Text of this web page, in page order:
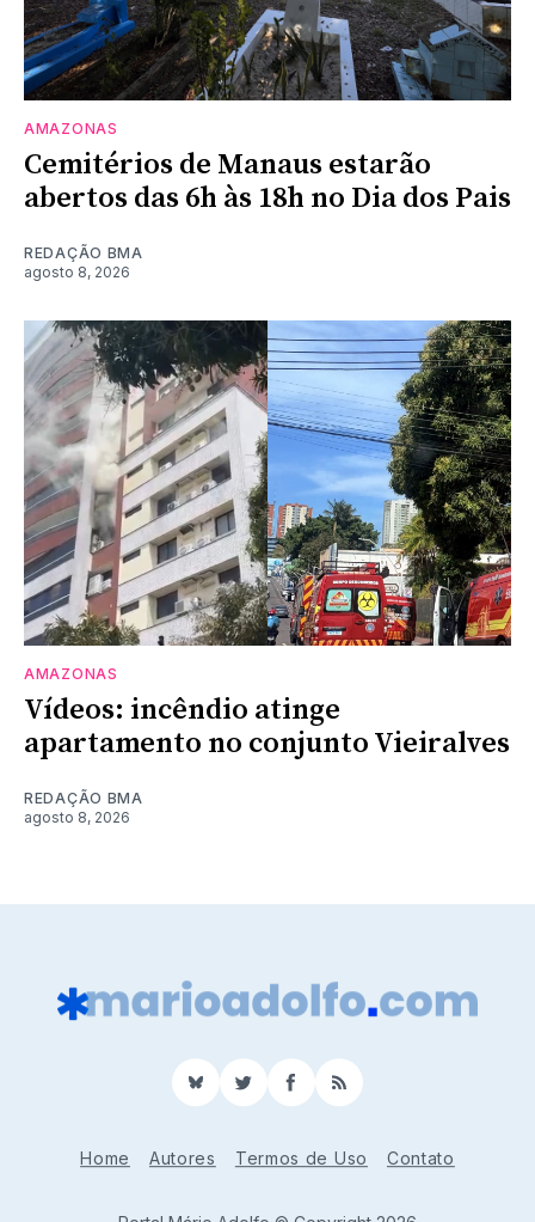
AMAZONAS
Cemitérios de Manaus estarão
abertos das 6h às 18h no Dia dos Pais
REDAÇÃO BMA
agosto 8, 2026
AMAZONAS
Vídeos: incêndio atinge
apartamento no conjunto Vieiralves
REDAÇÃO BMA
agosto 8, 2026
BlueSkyTwitterFacebook
RSS
Home Autores Termos de Uso Contato